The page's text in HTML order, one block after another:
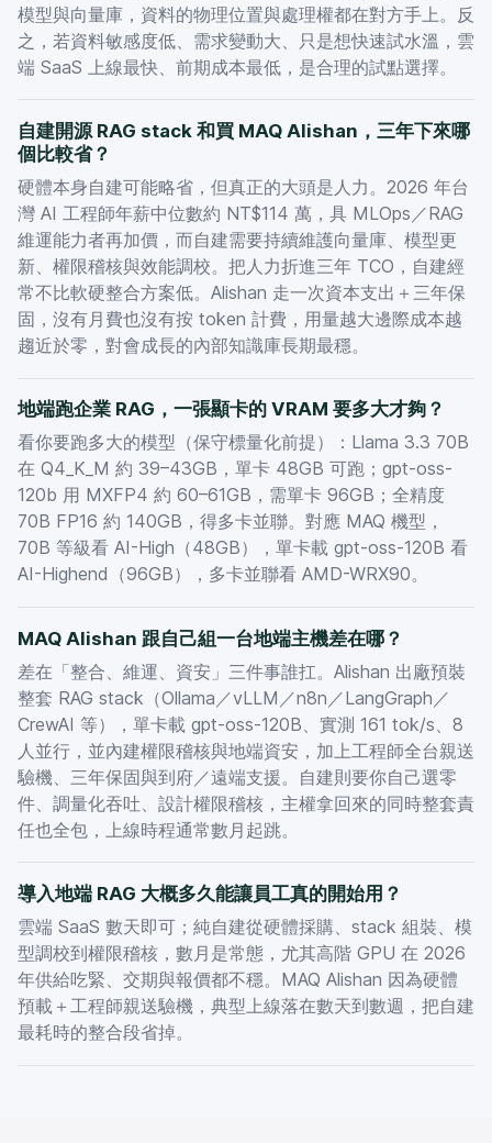
模型與向量庫，資料的物理位置與處理權都在對方手上。反
之，若資料敏感度低、需求變動大、只是想快速試水溫，雲
端 SaaS 上線最快、前期成本最低，是合理的試點選擇。
自建開源 RAG stack 和買 MAQ Alishan，三年下來哪
個比較省？
硬體本身自建可能略省，但真正的大頭是人力。2026 年台
灣 AI 工程師年薪中位數約 NT$114 萬，具 MLOps／RAG
維運能力者再加價，而自建需要持續維護向量庫、模型更
新、權限稽核與效能調校。把人力折進三年 TCO，自建經
常不比軟硬整合方案低。Alishan 走一次資本支出＋三年保
固，沒有月費也沒有按 token 計費，用量越大邊際成本越
趨近於零，對會成長的內部知識庫長期最穩。
地端跑企業 RAG，一張顯卡的 VRAM 要多大才夠？
看你要跑多大的模型（保守標量化前提）：Llama 3.3 70B
在 Q4_K_M 約 39–43GB，單卡 48GB 可跑；gpt-oss-
120b 用 MXFP4 約 60–61GB，需單卡 96GB；全精度
70B FP16 約 140GB，得多卡並聯。對應 MAQ 機型，
70B 等級看 AI-High（48GB），單卡載 gpt-oss-120B 看
AI-Highend（96GB），多卡並聯看 AMD-WRX90。
MAQ Alishan 跟自己組一台地端主機差在哪？
差在「整合、維運、資安」三件事誰扛。Alishan 出廠預裝
整套 RAG stack（Ollama／vLLM／n8n／LangGraph／
CrewAI 等），單卡載 gpt-oss-120B、實測 161 tok/s、8
人並行，並內建權限稽核與地端資安，加上工程師全台親送
驗機、三年保固與到府／遠端支援。自建則要你自己選零
件、調量化吞吐、設計權限稽核，主權拿回來的同時整套責
任也全包，上線時程通常數月起跳。
導入地端 RAG 大概多久能讓員工真的開始用？
雲端 SaaS 數天即可；純自建從硬體採購、stack 組裝、模
型調校到權限稽核，數月是常態，尤其高階 GPU 在 2026
年供給吃緊、交期與報價都不穩。MAQ Alishan 因為硬體
預載＋工程師親送驗機，典型上線落在數天到數週，把自建
最耗時的整合段省掉。